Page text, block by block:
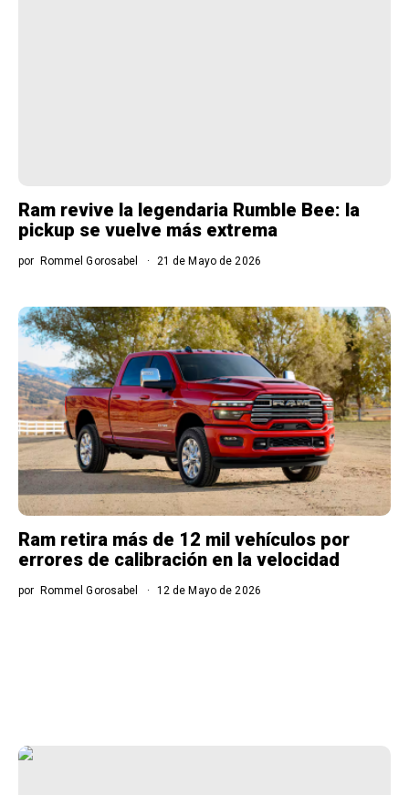
Ram revive la legendaria Rumble Bee: la
pickup se vuelve más extrema
por Rommel Gorosabel 21 de Mayo de 2026
Ram retira más de 12 mil vehículos por
errores de calibración en la velocidad
por Rommel Gorosabel 12 de Mayo de 2026